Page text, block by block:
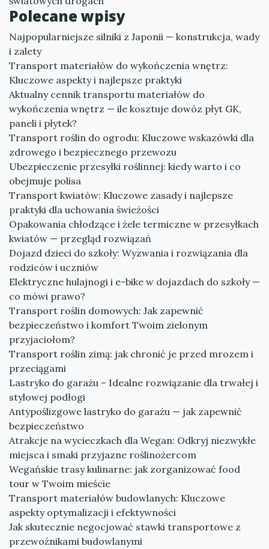
Polecane wpisy
Najpopularniejsze silniki z Japonii — konstrukcja, wady
i zalety
Transport materiałów do wykończenia wnętrz:
Kluczowe aspekty i najlepsze praktyki
Aktualny cennik transportu materiałów do
wykończenia wnętrz — ile kosztuje dowóz płyt GK,
paneli i płytek?
Transport roślin do ogrodu: Kluczowe wskazówki dla
zdrowego i bezpiecznego przewozu
Ubezpieczenie przesyłki roślinnej: kiedy warto i co
obejmuje polisa
Transport kwiatów: Kluczowe zasady i najlepsze
praktyki dla uchowania świeżości
Opakowania chłodzące i żele termiczne w przesyłkach
kwiatów — przegląd rozwiązań
Dojazd dzieci do szkoły: Wyzwania i rozwiązania dla
rodziców i uczniów
Elektryczne hulajnogi i e-bike w dojazdach do szkoły —
co mówi prawo?
Transport roślin domowych: Jak zapewnić
bezpieczeństwo i komfort Twoim zielonym
przyjaciołom?
Transport roślin zimą: jak chronić je przed mrozem i
przeciągami
Lastryko do garażu – Idealne rozwiązanie dla trwałej i
stylowej podłogi
Antypoślizgowe lastryko do garażu — jak zapewnić
bezpieczeństwo
Atrakcje na wycieczkach dla Wegan: Odkryj niezwykłe
miejsca i smaki przyjazne roślinożercom
Wegańskie trasy kulinarne: jak zorganizować food
tour w Twoim mieście
Transport materiałów budowlanych: Kluczowe
aspekty optymalizacji i efektywności
Jak skutecznie negocjować stawki transportowe z
przewoźnikami budowlanymi